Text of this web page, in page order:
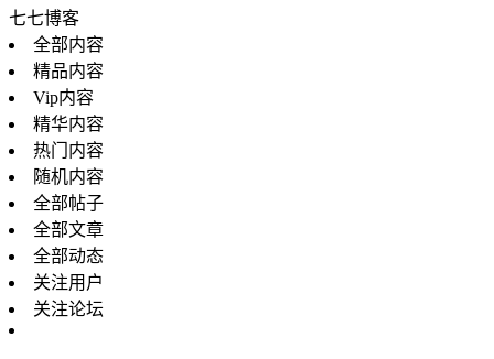
七七博客
全部内容
精品内容
Vip内容
精华内容
热门内容
随机内容
全部帖子
全部文章
全部动态
关注用户
关注论坛